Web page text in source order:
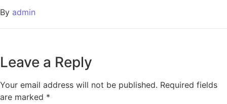
By admin
Leave a Reply
Your email address will not be published. Required fields
are marked *